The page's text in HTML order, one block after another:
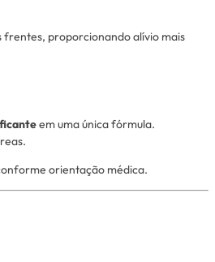
frentes, proporcionando alívio mais
em uma única fórmula.
orientação médica.